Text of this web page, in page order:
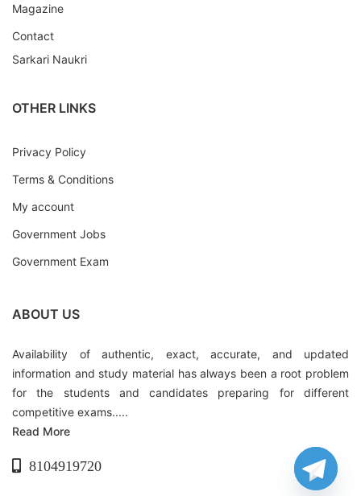
Magazine
Contact
Sarkari Naukri
OTHER LINKS
Privacy Policy
Terms & Conditions
My account
Government Jobs
Government Exam
ABOUT US
Availability of authentic, exact, accurate, and updated
information and study material has always been a root problem
for the students and candidates preparing for different
competitive exams.....
Read More
8104919720